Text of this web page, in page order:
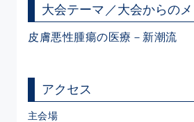
大会テーマ／大会からの
皮膚悪性腫瘍の医療－新潮流
アクセス
主会場